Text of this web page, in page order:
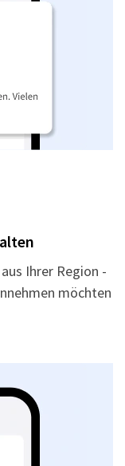
Ihrer Region -
möchten